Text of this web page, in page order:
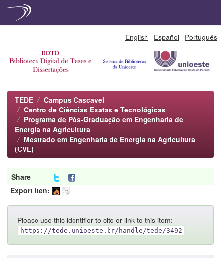
English Español Português
TEDE
Campus Cascavel
Centro de Ciências Exatas e Tecnológicas
Programa de Pós-Graduação em Engenharia de
Energia na Agricultura
Mestrado em Engenharia de Energia na Agricultura
(CVL)
Share
Export iten:
Please use this identifier to cite or link to this item:
https://tede.unioeste.br/handle/tede/3492